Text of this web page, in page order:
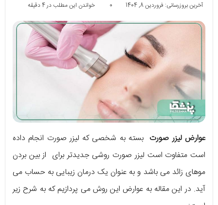
آخرین بروزرسانی: فروردین 8, 1404
0 خواندن این مطلب در 4 دقیقه
عوارض لیزر صورت بسته به شخصی که لیزر صورت انجام داده
است متفاوت است لیزر صورت روشی جدیدتر برای از بین بردن
موهای زائد می باشد و به عنوان یک درمان زیبایی به حساب می
آید. در این مقاله به عوارض این روش می پردازیم که به شرح زیر